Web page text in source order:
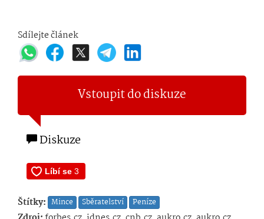
Sdílejte článek
Vstoupit do diskuze
Diskuze
Štítky: Mince Sběratelství Peníze